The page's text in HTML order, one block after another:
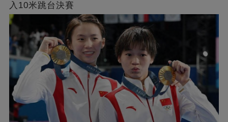
入10米跳台決賽